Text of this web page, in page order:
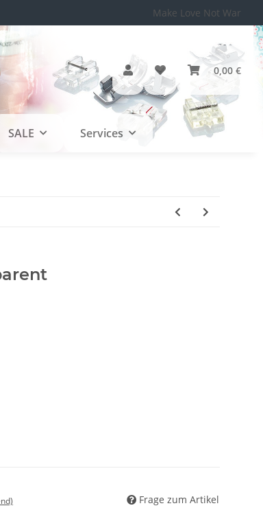
Make Love Not War
0,00 €
SALE Services
Frage zum Artikel